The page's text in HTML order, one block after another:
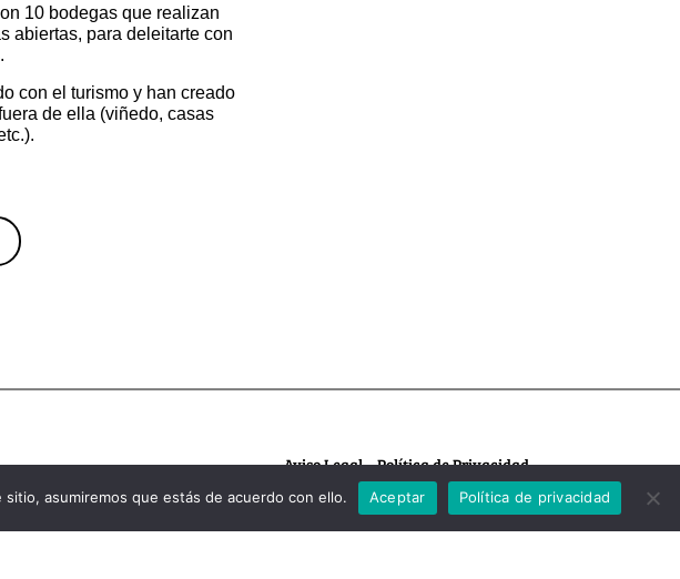
10 bodegas que realizan
abiertas, para deleitarte con
con el turismo y han creado
de ella (viñedo, casas
Aviso Legal – Política de Privacidad
Política de Cookies
© Ayuntamiento de Alarcón
Todos los derechos reservados.
asumiremos que estás de acuerdo con ello. Aceptar Política de privacidad